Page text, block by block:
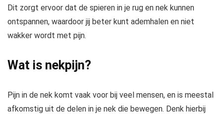
Dit zorgt ervoor dat de spieren in je rug en nek kunnen
ontspannen, waardoor jij beter kunt ademhalen en niet
wakker wordt met pijn.
Wat is nekpijn?
Pijn in de nek komt vaak voor bij veel mensen, en is meestal
afkomstig uit de delen in je nek die bewegen. Denk hierbij